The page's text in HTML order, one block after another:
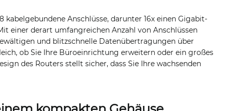
kabelgebundene Anschlüsse, darunter 16x einen Gigabit-
einer derart umfangreichen Anzahl von Anschlüssen
und blitzschnelle Datenübertragungen über
ob Sie Ihre Büroeinrichtung erweitern oder ein großes
des Routers stellt sicher, dass Sie Ihre wachsenden